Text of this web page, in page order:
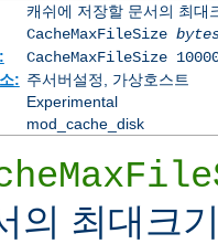
캐쉬에 저장할 문서의 최대
CacheMaxFileSize
CacheMaxFileSize
: 주서버설정, 가상호스트
Experimental
mod_cache_disk
의 최대크